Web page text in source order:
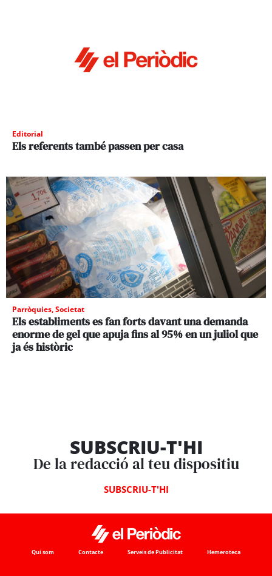
Editorial
Els referents també passen per casa
Parròquies,Societat
Els establiments es fan forts davant una demanda
enorme de gel que apuja fins al 95% en un juliol que
ja és històric
SUBSCRIU-T'HI
De la redacció al teu dispositiu
SUBSCRIU-T'HI
Qui som Contacte Serveis de Publicitat Hemeroteca